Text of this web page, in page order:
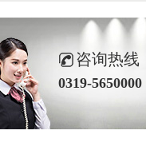
咨询热线
0319-5650000